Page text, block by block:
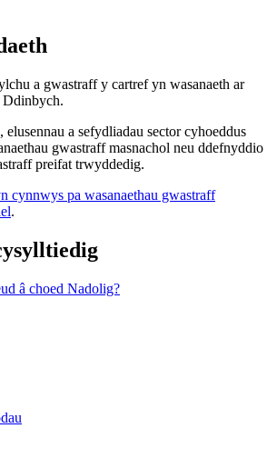
a gwastraff y cartref yn wasanaeth ar
elusennau a sefydliadau sector cyhoeddus
gwastraff masnachol neu ddefnyddio
preifat trwyddedig.
cynnwys pa wasanaethau gwastraff
.
â choed Nadolig?